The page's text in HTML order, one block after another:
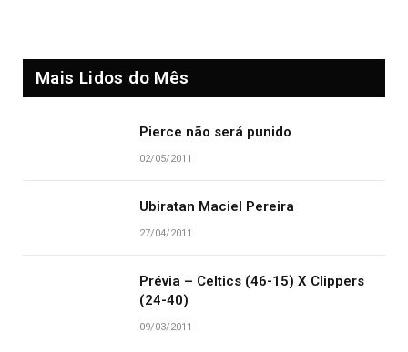
Mais Lidos do Mês
Pierce não será punido
02/05/2011
Ubiratan Maciel Pereira
27/04/2011
Prévia – Celtics (46-15) X Clippers
(24-40)
09/03/2011